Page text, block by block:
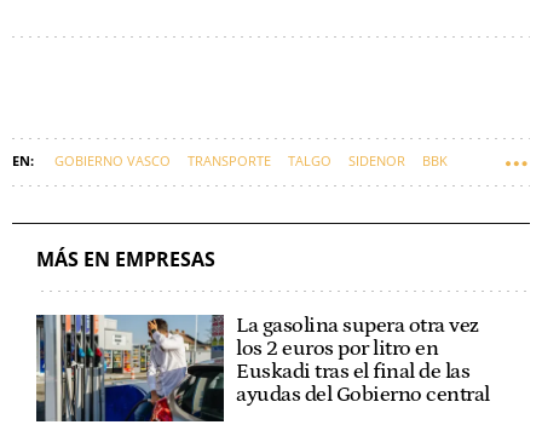
GOBIERNO VASCO TRANSPORTE TALGO SIDENOR BBK
MÁS EN EMPRESAS
La gasolina supera otra vez
los 2 euros por litro en
Euskadi tras el final de las
ayudas del Gobierno central